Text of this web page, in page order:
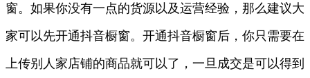
窗。如果你没有一点的货源以及运营经验，那么建议大
家可以先开通抖音橱窗。开通抖音橱窗后，你只需要在
上传别人家店铺的商品就可以了，一旦成交是可以得到